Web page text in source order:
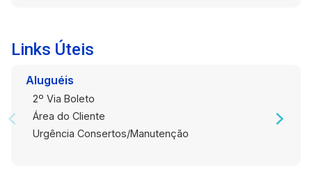
Links Úteis
Aluguéis
2º Via Boleto
Área do Cliente
Urgência Consertos/Manutenção